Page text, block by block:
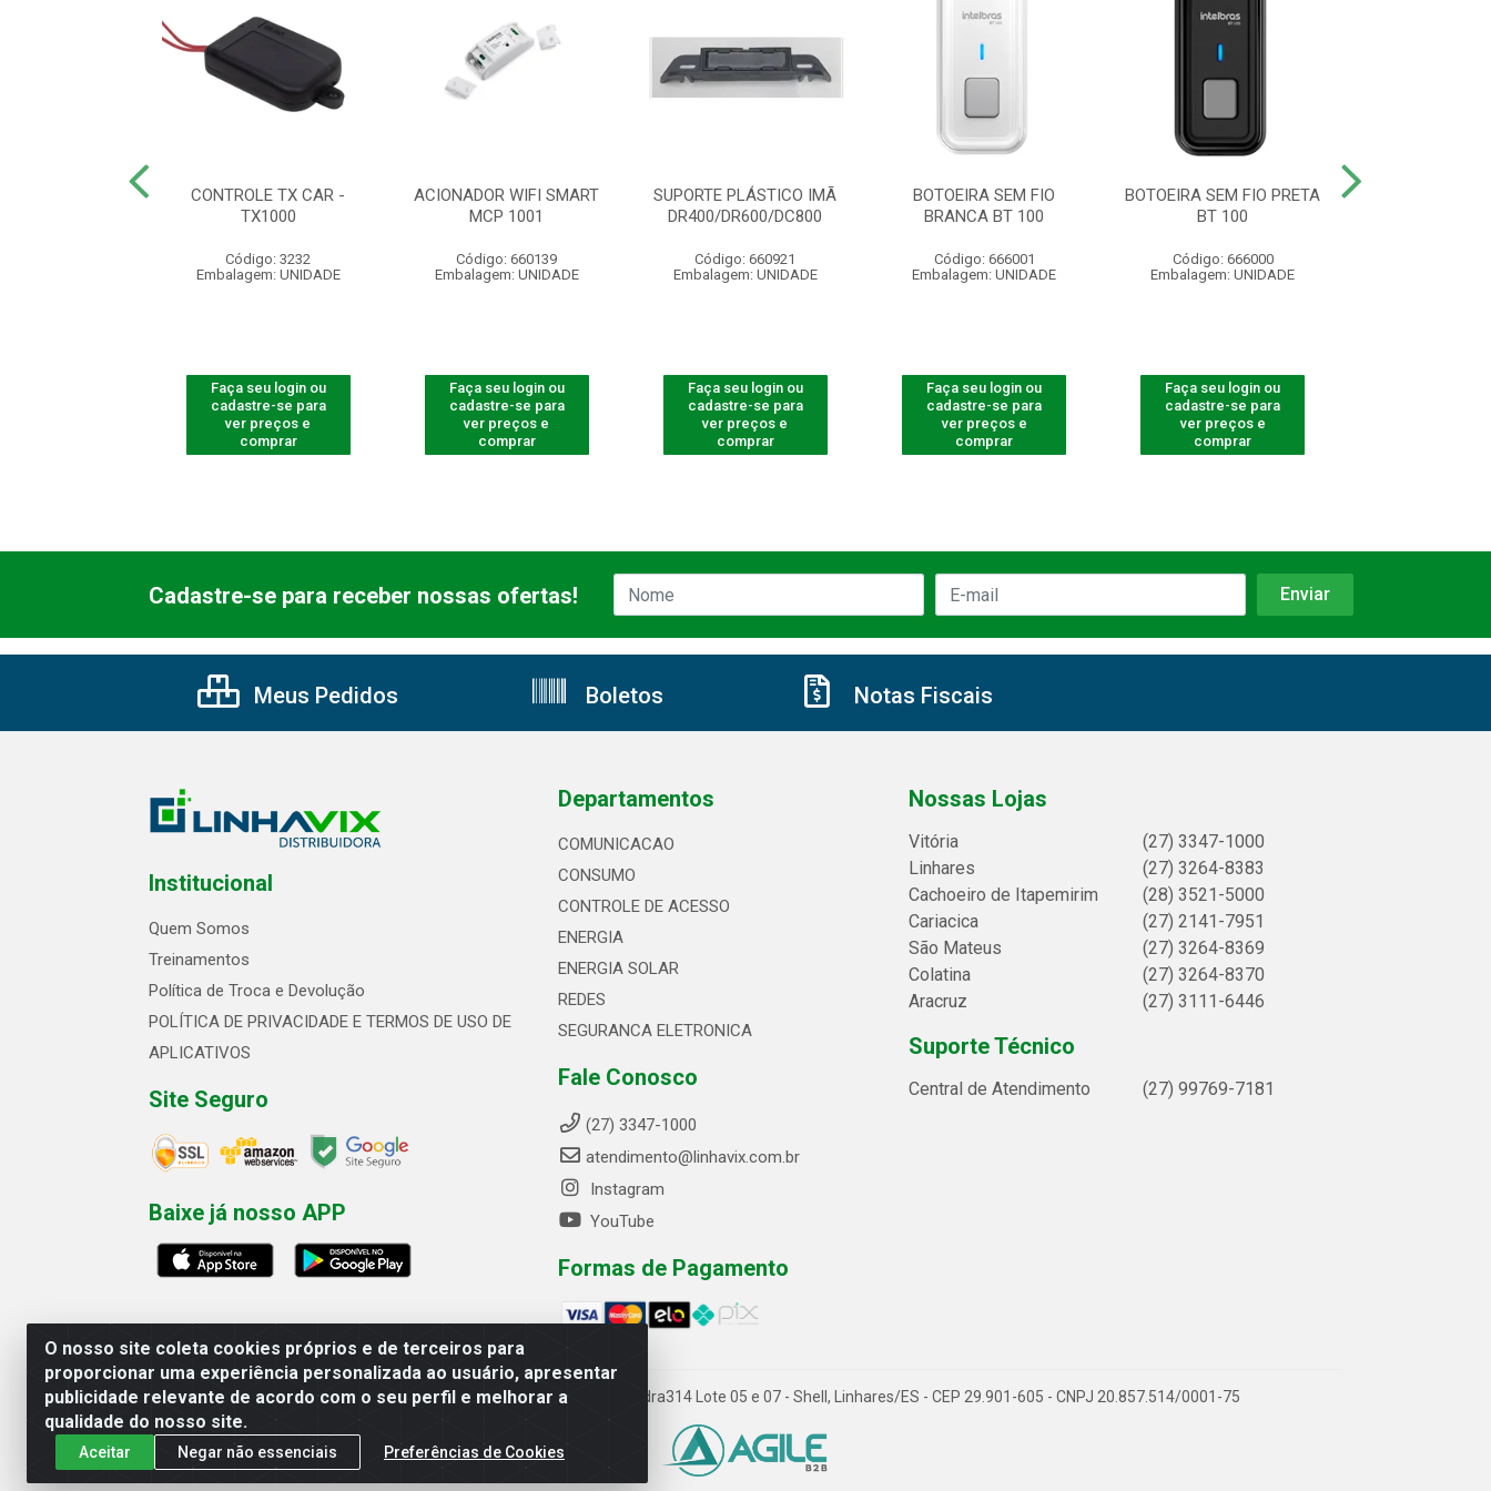
CONTROLE TX CAR -
TX1000
Código: 3232
Embalagem: UNIDADE
Faça seu login ou
cadastre-se para
ver preços e
comprar
ACIONADOR WIFI SMART
MCP 1001
Código: 660139
Embalagem: UNIDADE
Faça seu login ou
cadastre-se para
ver preços e
comprar
SUPORTE PLÁSTICO IMÃ
DR400/DR600/DC800
Código: 660921
Embalagem: UNIDADE
Faça seu login ou
cadastre-se para
ver preços e
comprar
BOTOEIRA SEM FIO
BRANCA BT 100
Código: 666001
Embalagem: UNIDADE
Faça seu login ou
cadastre-se para
ver preços e
comprar
BOTOEIRA SEM FIO PRETA
BT 100
Código: 666000
Embalagem: UNIDADE
Faça seu login ou
cadastre-se para
ver preços e
comprar
O nosso site coleta cookies próprios e de terceiros para
proporcionar uma experiência personalizada ao usuário, apresentar
publicidade relevante de acordo com o seu perfil e melhorar a
qualidade do nosso site.
Aceitar Negar não essenciais Preferências de Cookies
Cadastre-se para receber nossas ofertas!
Meus Pedidos Boletos Notas Fiscais
Institucional
Quem Somos
Treinamentos
Política de Troca e Devolução
POLÍTICA DE PRIVACIDADE E TERMOS DE USO DE
APLICATIVOS
Site Seguro
Baixe já nosso APP
Departamentos
COMUNICACAO
CONSUMO
CONTROLE DE ACESSO
ENERGIA
ENERGIA SOLAR
REDES
SEGURANCA ELETRONICA
Fale Conosco
(27) 3347-1000
atendimento@linhavix.com.br
Instagram
YouTube
Formas de Pagamento
Nossas Lojas
Vitória
(27) 3347-1000
Linhares
(27) 3264-8383
Cachoeiro de Itapemirim
(28) 3521-5000
Cariacica
(27) 2141-7951
São Mateus
(27) 3264-8369
Colatina
(27) 3264-8370
Aracruz
(27) 3111-6446
Suporte Técnico
Central de Atendimento (27) 99769-7181
Linhavix Distribuidora LTDA - Avenida Alegre, 2521 - Quadra314 Lote 05 e 07 - Shell, Linhares/ES - CEP 29.901-605 - CNPJ 20.857.514/0001-75